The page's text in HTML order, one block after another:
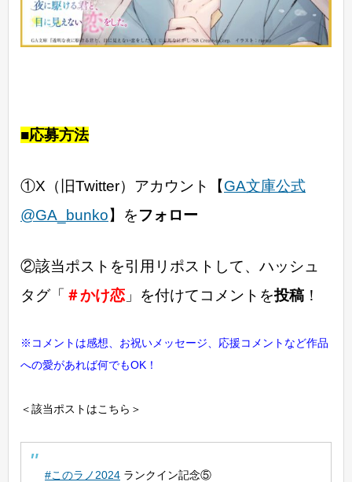
■応募方法
①X（旧Twitter）アカウント【GA文庫公式
@GA_bunko】をフォロー
②該当ポストを引用リポストして、ハッシュ
タグ「 ＃かけ恋 」を付けてコメントを投稿 ！
※コメントは感想、お祝いメッセージ、応援コメントなど作品
への愛があれば何でもOK！
＜該当ポストはこちら＞
#このラノ2024 ランクイン記念⑤